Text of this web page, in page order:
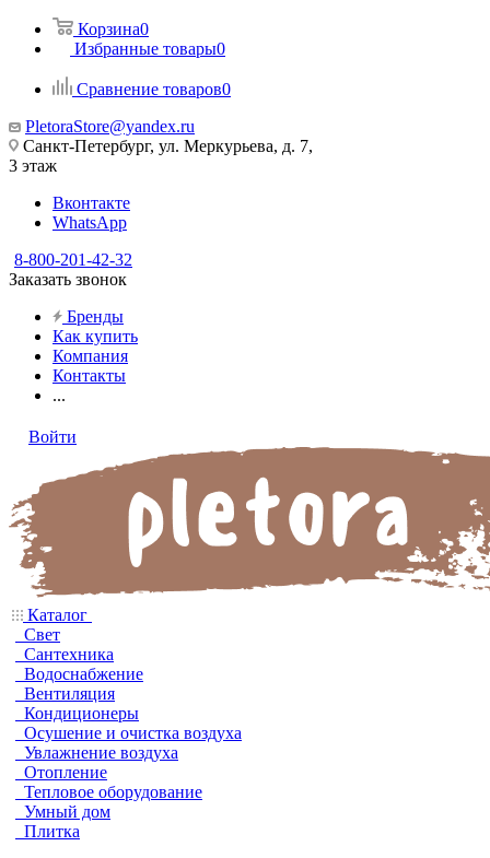
Корзина0
Избранные товары0
Сравнение товаров0
PletoraStore@yandex.ru
Санкт-Петербург, ул. Меркурьева, д. 7,
3 этаж
Вконтакте
WhatsApp
8-800-201-42-32
Заказать звонок
Бренды
Как купить
Компания
Контакты
...
Войти
Каталог
Свет
Сантехника
Водоснабжение
Вентиляция
Кондиционеры
Осушение и очистка воздуха
Увлажнение воздуха
Отопление
Тепловое оборудование
Умный дом
Плитка